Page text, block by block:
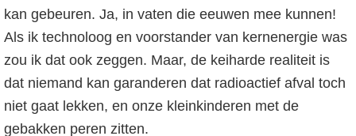
kan gebeuren. Ja, in vaten die eeuwen mee kunnen!
Als ik technoloog en voorstander van kernenergie was
zou ik dat ook zeggen. Maar, de keiharde realiteit is
dat niemand kan garanderen dat radioactief afval toch
niet gaat lekken, en onze kleinkinderen met de
gebakken peren zitten.